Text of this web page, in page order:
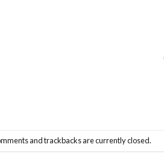
and trackbacks are currently closed.